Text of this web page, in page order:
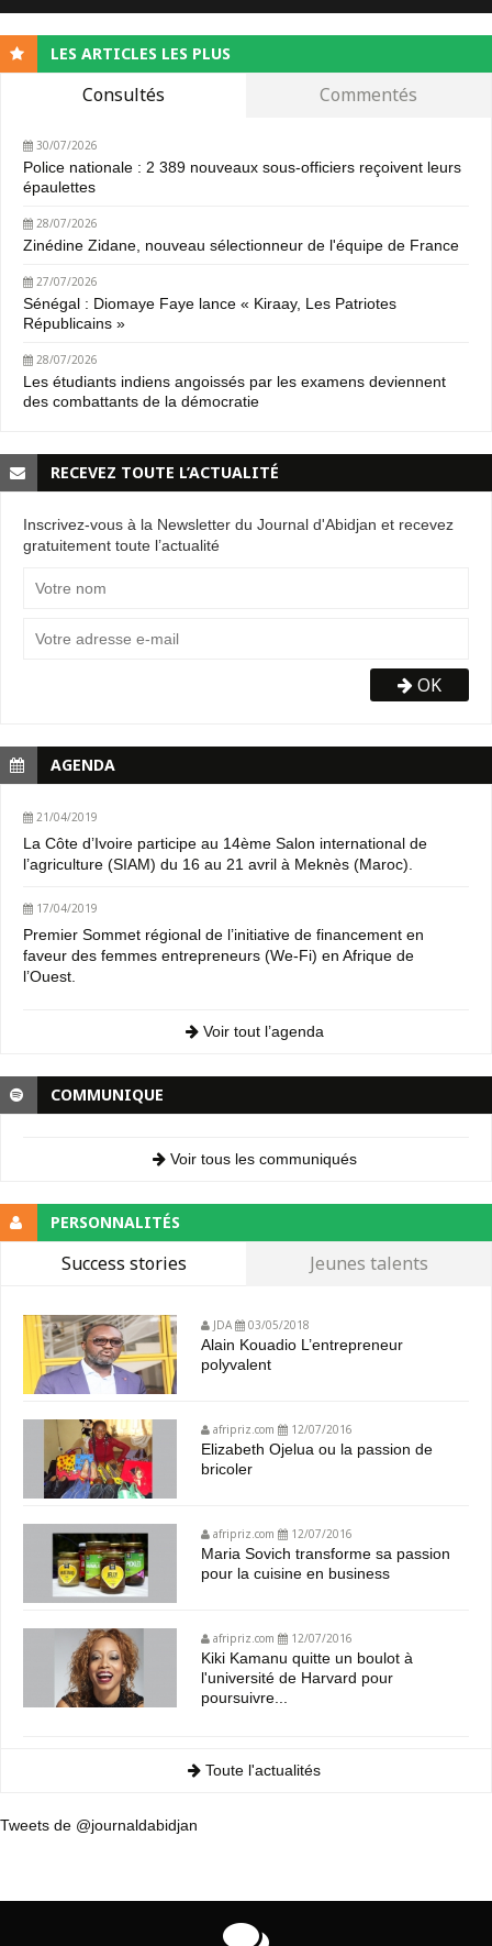
LES ARTICLES LES PLUS
Consultés Commentés
30/07/2026
Police nationale : 2 389 nouveaux sous-officiers reçoivent leurs
épaulettes
28/07/2026
Zinédine Zidane, nouveau sélectionneur de l'équipe de France
27/07/2026
Sénégal : Diomaye Faye lance « Kiraay, Les Patriotes
Républicains »
28/07/2026
Les étudiants indiens angoissés par les examens deviennent
des combattants de la démocratie
RECEVEZ TOUTE L’ACTUALITÉ
Inscrivez-vous à la Newsletter du Journal d'Abidjan et recevez
gratuitement toute l’actualité
OK
AGENDA
21/04/2019
La Côte d’Ivoire participe au 14ème Salon international de
l’agriculture (SIAM) du 16 au 21 avril à Meknès (Maroc).
17/04/2019
Premier Sommet régional de l’initiative de financement en
faveur des femmes entrepreneurs (We-Fi) en Afrique de
l’Ouest.
Voir tout l’agenda
COMMUNIQUE
Voir tous les communiqués
PERSONNALITÉS
Success stories Jeunes talents
JDA 03/05/2018
Alain Kouadio L’entrepreneur
polyvalent
afripriz.com 12/07/2016
Elizabeth Ojelua ou la passion de
bricoler
afripriz.com 12/07/2016
Maria Sovich transforme sa passion
pour la cuisine en business
afripriz.com 12/07/2016
Kiki Kamanu quitte un boulot à
l'université de Harvard pour
poursuivre...
Toute l'actualités
Tweets de @journaldabidjan